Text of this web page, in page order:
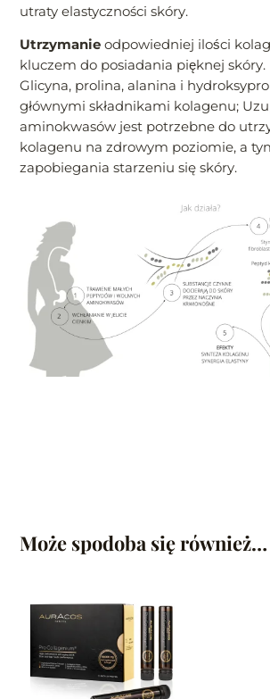
utraty elastyczności skóry.
Utrzymanieodpowiedniej ilości
kluczem do posiadania pięknej skóry.
Glicyna, prolina, alanina i
głównymi składnikami kolagenu;
aminokwasów jest potrzebne do
kolagenu na zdrowym poziomie, a
zapobiegania starzeniu się skóry.
Może spodoba się również…